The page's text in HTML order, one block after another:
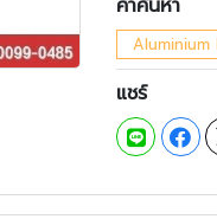
Aluminium
แชร์